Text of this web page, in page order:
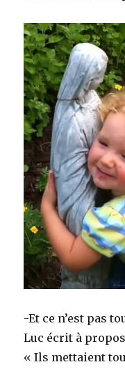
-Et ce n’est pas
Luc écrit à
« Ils mettaient